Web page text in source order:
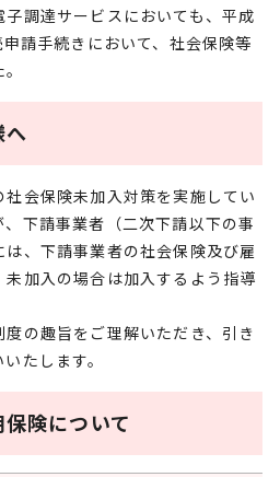
調達サービスにおいても、平成
請手続きにおいて、社会保険等
会保険未加入対策を実施してい
下請事業者（二次下請以下の事
、下請事業者の社会保険及び雇
加入の場合は加入するよう指導
の趣旨をご理解いただき、引き
たします。
険について